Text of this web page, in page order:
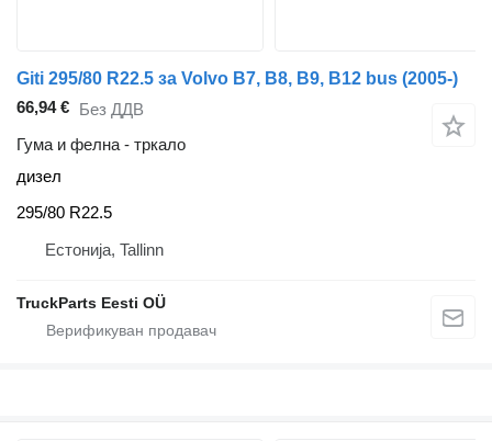
Giti 295/80 R22.5 за Volvo B7, B8, B9, B12 bus (2005-)
66,94 € Без ДДВ
Гума и фелна - тркало
дизел
295/80 R22.5
Естонија, Tallinn
TruckParts Eesti OÜ